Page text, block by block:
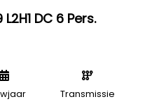
DC 6 Pers.
Transmissie